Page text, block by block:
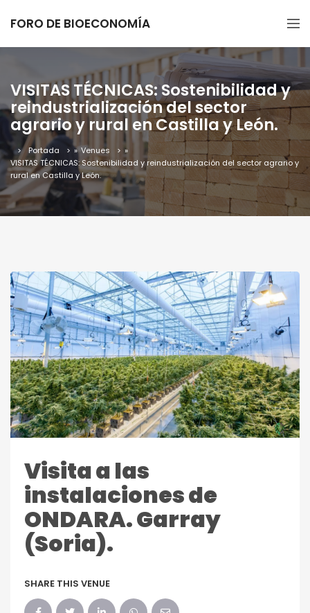
FORO DE BIOECONOMÍA
VISITAS TÉCNICAS: Sostenibilidad y
reindustrialización del sector
agrario y rural en Castilla y León.
Portada » Venues
»
VISITAS TÉCNICAS: Sostenibilidad y reindustrialización del sector agrario y
rural en Castilla y León.
Visita a las
instalaciones de
ONDARA. Garray
(Soria).
SHARE THIS VENUE